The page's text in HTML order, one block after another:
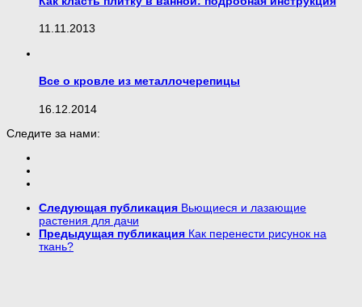
11.11.2013
Все о кровле из металлочерепицы
16.12.2014
Следите за нами:
Следующая публикация Вьющиеся и лазающие
растения для дачи
Предыдущая публикация Как перенести рисунок на
ткань?